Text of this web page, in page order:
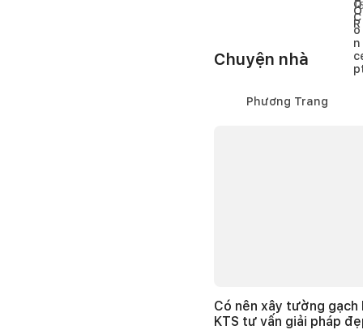
Chuyện nhà
Phương Trang
Có nên xây tường
KTS tư vấn giải pháp